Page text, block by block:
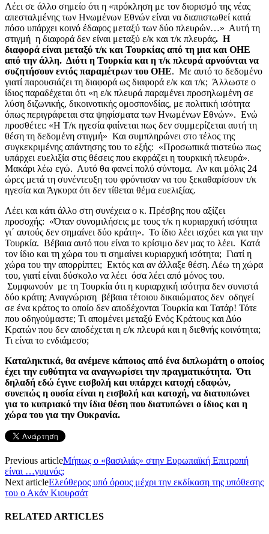
Λέει σε άλλο σημείο ότι η «πρόκληση με τον διορισμό της νέας
απεσταλμένης των Ηνωμένων Εθνών είναι να διαπιστωθεί κατά
πόσο υπάρχει κοινό έδαφος μεταξύ των δύο πλευρών…» Αυτή τη
στιγμή η διαφορά δεν είναι μεταξύ ε/κ και τ/κ πλευράς. Η
διαφορά είναι μεταξύ τ/κ και Τουρκίας από τη μια και ΟΗΕ
από την άλλη. Διότι η Τουρκία και η τ/κ πλευρά αρνούνται να
συζητήσουν εντός παραμέτρων του ΟΗΕ. Με αυτό το δεδομένο
γιατί παρουσιάζει τη διαφορά ως διαφορά ε/κ και τ/κ; Άλλωστε ο
ίδιος παραδέχεται ότι «η ε/κ πλευρά παραμένει προσηλωμένη σε
λύση διζωνικής, δικοινοτικής ομοσπονδίας, με πολιτική ισότητα
όπως περιγράφεται στα ψηφίσματα των Ηνωμένων Εθνών». Ενώ
προσθέτει: «Η Τ/κ ηγεσία φαίνεται πως δεν συμμερίζεται αυτή τη
θέση τη δεδομένη στιγμή» Και συμπληρώνει στο τέλος της
συγκεκριμένης απάντησης του το εξής: «Προσωπικά πιστεύω πως
υπάρχει ευελιξία στις θέσεις που εκφράζει η τουρκική πλευρά».
Μακάρι λέω εγώ. Αυτό θα φανεί πολύ σύντομα. Αν και μόλις 24
ώρες μετά τη συνέντευξη του φρόντισαν να του ξεκαθαρίσουν τ/κ
ηγεσία και Άγκυρα ότι δεν τίθεται θέμα ευελιξίας.
Λέει και κάτι άλλο στη συνέχεια ο κ. Πρέσβης που αξίζει
προσοχής: «Όταν συνομιλήσεις με τους τ/κ η κυριαρχική ισότητα
γι΄ αυτούς δεν σημαίνει δύο κράτη». Το ίδιο λέει ισχύει και για την
Τουρκία. Βέβαια αυτό που είναι το κρίσιμο δεν μας το λέει. Κατά
τον ίδιο και τη χώρα του τι σημαίνει κυριαρχική ισότητα; Γιατί η
χώρα του την απορρίπτει; Εκτός και αν άλλαξε θέση. Λέω τη χώρα
του, γιατί είναι δύσκολο να λέει όσα λέει από μόνος του.
Συμφωνούν με τη Τουρκία ότι η κυριαρχική ισότητα δεν συνιστά
δύο κράτη; Αναγνώριση βέβαια τέτοιου δικαιώματος δεν οδηγεί
σε ένα κράτος το οποίο δεν αποδέχονται Τουρκία και Τατάρ! Τότε
που οδηγούμαστε; Τι απομένει μεταξύ Ενός Κράτους και Δύο
Κρατών που δεν αποδέχεται η ε/κ πλευρά και η διεθνής κοινότητα;
Τι είναι το ενδιάμεσο;
Καταληκτικά, θα ανέμενε κάποιος από ένα διπλωμάτη ο οποίος
έχει την ευθύτητα να αναγνωρίσει την πραγματικότητα. Ότι
δηλαδή εδώ έγινε εισβολή και υπάρχει κατοχή εδαφών,
συνεπώς η ουσία είναι η εισβολή και κατοχή, να διατυπώνει
για το κυπριακό την ίδια θέση που διατυπώνει ο ίδιος και η
χώρα του για την Ουκρανία.
Previous articleΜήπως ο «βασιλιάς» στην Ευρωπαϊκή Επιτροπή
είναι …γυμνός;
Next articleΕλεύθερος υπό όρους μέχρι την εκδίκαση της υπόθεσης
του ο Ακάν Κιουρσάτ
RELATED ARTICLES